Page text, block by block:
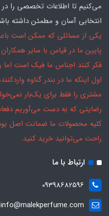
می‌کنیم تا اطلاعات تخصصی را در
انتخابی آسان و مطمئن داشته
یکی از مسائلی که ممکن است
پایین ما در قیاس با سایر
فکر کنند اجناس ما فیک است اما
اول اینکه ما در بندر گناوه
مشتری را فقط برای یک‌بار
رضایتی که به دست می‌آوریم
کلیه محصولات ما ضمانت اصل
راحت می‌توانید خرید کنید.
ارتباط با ما
09398682596
info@malekperfume.com